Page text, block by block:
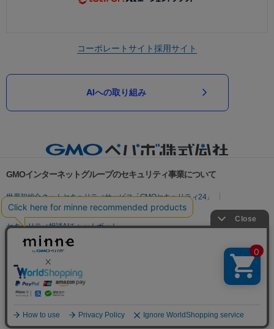
コーポレートサイト採用サイト
AIへの取り組み
GMOインターネットグループのセキュリティ事業について
世界初総合ネットセキュリティサービス「GMOセキュリティ24」
パスワード漏洩診断
Webサイトリスク診断
セキュリティ相談AIチャットボット
実在証明・盗聴対策
サイバー攻撃対策（GMO Flatt Security）
セキュリティ事業の軌跡